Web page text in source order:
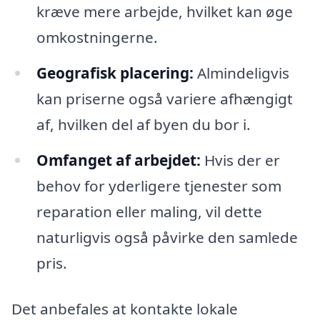
kræve mere arbejde, hvilket kan øge
omkostningerne.
Geografisk placering: Almindeligvis
kan priserne også variere afhængigt
af, hvilken del af byen du bor i.
Omfanget af arbejdet: Hvis der er
behov for yderligere tjenester som
reparation eller maling, vil dette
naturligvis også påvirke den samlede
pris.
Det anbefales at kontakte lokale